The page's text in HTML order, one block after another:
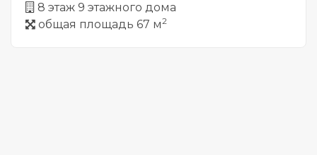
8 этаж 9 этажного дома
общая площадь 67 м2